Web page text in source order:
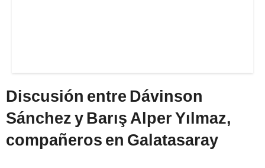
Discusión entre Dávinson
Sánchez y Barış Alper Yılmaz,
compañeros en Galatasaray